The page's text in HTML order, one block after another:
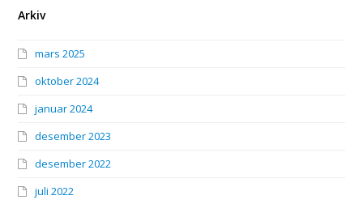
Arkiv
mars 2025
oktober 2024
januar 2024
desember 2023
desember 2022
juli 2022